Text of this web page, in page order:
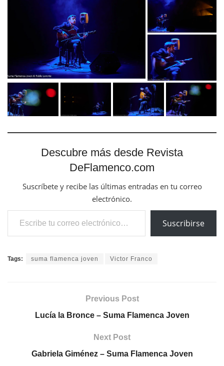
Descubre más desde Revista
DeFlamenco.com
Suscríbete y recibe las últimas entradas en tu correo
electrónico.
Escribe tu correo electrónico…
Suscribirse
Tags: suma flamenca joven Victor Franco
Previous Post
Lucía la Bronce – Suma Flamenca Joven
Next Post
Gabriela Giménez – Suma Flamenca Joven